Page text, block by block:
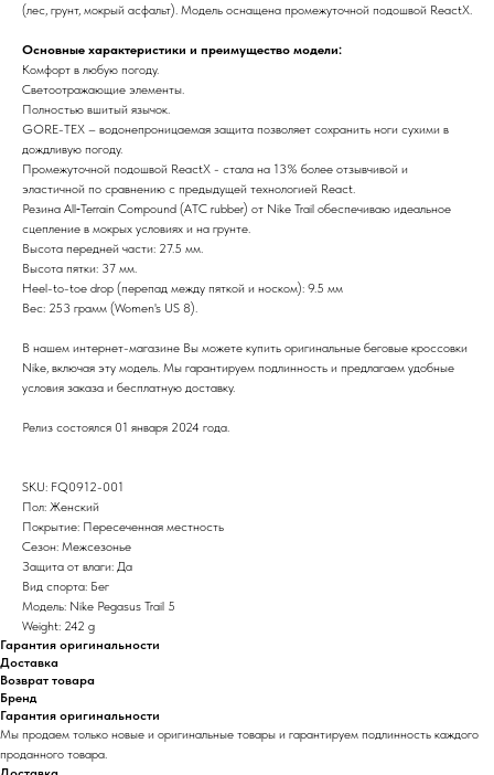
(лес, грунт, мокрый асфальт). Модель оснащена промежуточной подошвой ReactX.
Основные характеристики и преимущество модели:
Комфорт в любую погоду.
Светоотражающие элементы.
Полностью вшитый язычок.
GORE-TEX – водонепроницаемая защита позволяет сохранить ноги сухими в
дождливую погоду.
Промежуточной подошвой ReactX - стала на 13% более отзывчивой и
эластичной по сравнению с предыдущей технологией React.
Резина All‑Terrain Compound (ATC rubber) от Nike Trail обеспечиваю идеальное
сцепление в мокрых условиях и на грунте.
Высота передней части: 27.5 мм.
Высота пятки: 37 мм.
Heel-to-toe drop (перепад между пяткой и носком): 9.5 мм
Вес: 253 грамм (Women's US 8).
В нашем интернет-магазине Вы можете купить оригинальные беговые кроссовки
Nike, включая эту модель. Мы гарантируем подлинность и предлагаем удобные
условия заказа и бесплатную доставку.
Релиз состоялся 01 января 2024 года.
SKU: FQ0912-001
Пол: Женский
Покрытие: Пересеченная местность
Сезон: Межсезонье
Защита от влаги: Да
Вид спорта: Бег
Модель: Nike Pegasus Trail 5
Weight: 242 g
Гарантия оригинальности
Доставка
Возврат товара
Бренд
Гарантия оригинальности
Мы продаем только новые и оригинальные товары и гарантируем подлинность каждого
проданного товара.